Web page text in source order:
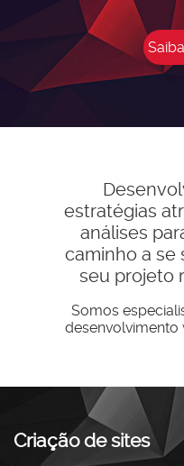
estratégias
análises
caminho a se
seu projeto
Somos
desenvolvimento
Criação de sites